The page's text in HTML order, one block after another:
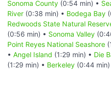
Sonoma County (0:54 min) •
River (0:38 min) • Bodega Bay
Redwoods State Natural
(0:56 min) • Sonoma Valley
Point Reyes National Seashore
• Angel Island (1:29 min) • Die
(1:29 min) • Berkeley (0:44 min)